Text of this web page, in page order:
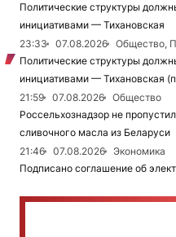
Политические структуры
инициативами — Тихановская
23:33
07.08.2026
Общество,
Политические структуры
инициативами — Тихановская
21:59
07.08.2026
Общество
Россельхознадзор не
сливочного масла из Беларуси
21:46
07.08.2026
Экономика
Подписано соглашение об